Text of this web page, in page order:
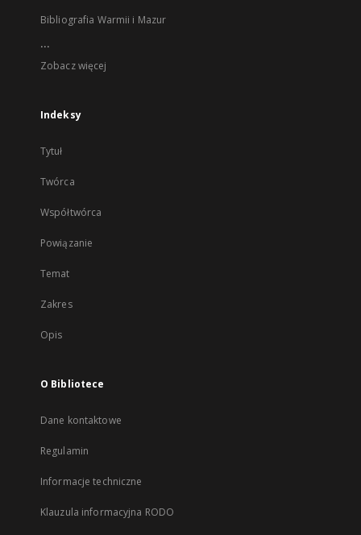
Bibliografia Warmii i Mazur
...
Zobacz więcej
Indeksy
Tytuł
Twórca
Współtwórca
Powiązanie
Temat
Zakres
Opis
O Bibliotece
Dane kontaktowe
Regulamin
Informacje techniczne
Klauzula informacyjna RODO